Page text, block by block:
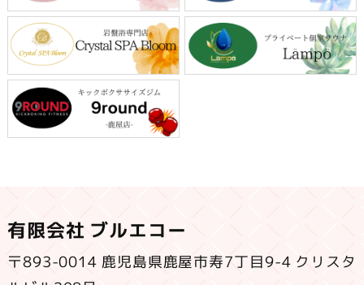
有限会社 ブルエコー
〒893-0014 鹿児島県鹿屋市寿7丁目9-4 クリスタ